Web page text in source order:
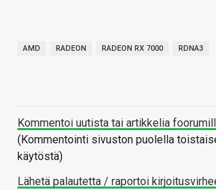
AMD RADEON RADEON RX 7000 RDNA3
Kommentoi uutista tai artikkelia
(Kommentointi sivuston puolella
käytöstä)
Lähetä palautetta / raportoi